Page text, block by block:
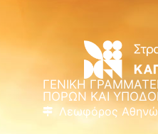
ΓΕΝΙΚΗ
ΠΟΡΩΝ ΚΑΙ
Λεωφόρος